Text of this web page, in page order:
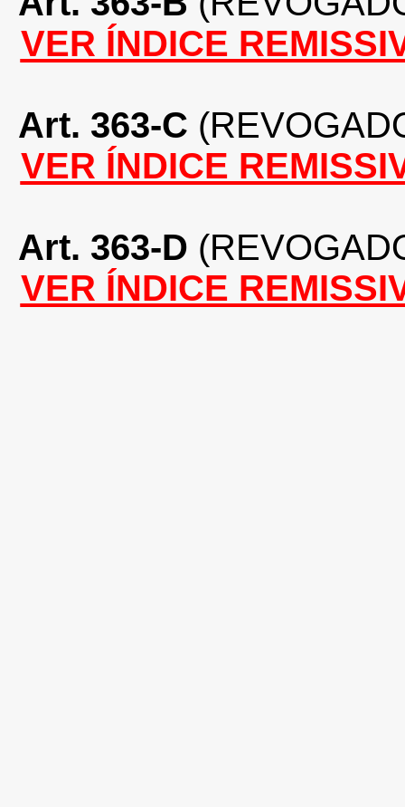
VER ÍNDICE
Art. 363-C
VER ÍNDICE
Art. 363-D
VER ÍNDICE